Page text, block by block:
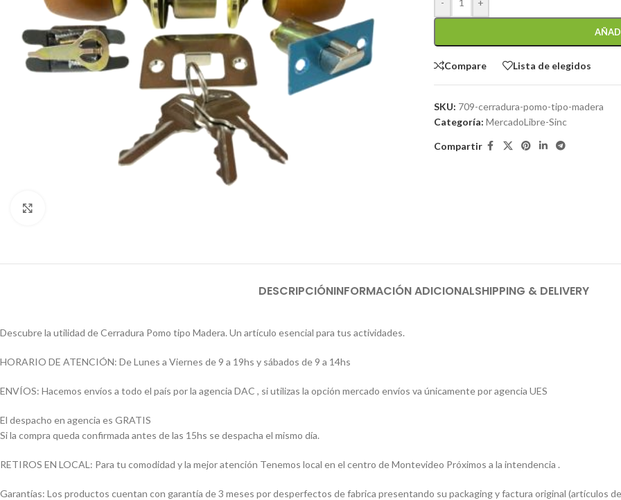
- +
Compare Lista de elegidos
SKU: 709-cerradura-pomo-tipo-madera
Categoría: MercadoLibre-Sinc
Compartir
DESCRIPCIÓNINFORMACIÓN ADICIONALSHIPPING & DELIVERY
Descubre la utilidad de Cerradura Pomo tipo Madera. Un artículo esencial para tus actividades.
HORARIO DE ATENCIÓN: De Lunes a Viernes de 9 a 19hs y sábados de 9 a 14hs
ENVÍOS: Hacemos envíos a todo el país por la agencia DAC , si utilizas la opción mercado envíos va únicamente por agencia UES
El despacho en agencia es GRATIS
Si la compra queda confirmada antes de las 15hs se despacha el mismo día.
RETIROS EN LOCAL: Para tu comodidad y la mejor atención Tenemos local en el centro de Montevideo Próximos a la intendencia .
Garantías: Los productos cuentan con garantía de 3 meses por desperfectos de fabrica presentando su packaging y factura original (artículos